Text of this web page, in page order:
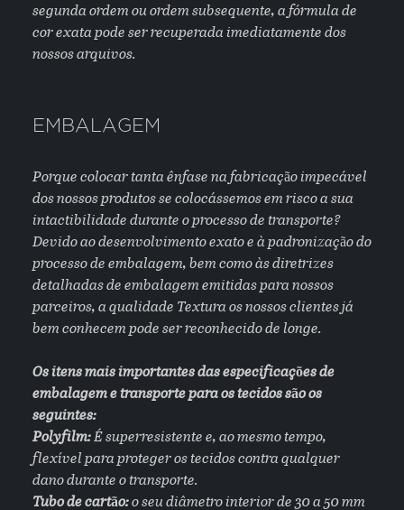
segunda ordem ou ordem subsequente, a fórmula de
cor exata pode ser recuperada imediatamente dos
nossos arquivos.
EMBALAGEM
Porque colocar tanta ênfase na fabricação impecável
dos nossos produtos se colocássemos em risco a sua
intactibilidade durante o processo de transporte?
Devido ao desenvolvimento exato e à padronização do
processo de embalagem, bem como às diretrizes
detalhadas de embalagem emitidas para nossos
parceiros, a qualidade Textura os nossos clientes já
bem conhecem pode ser reconhecido de longe.
Os itens mais importantes das especificações de
embalagem e transporte para os tecidos são os
seguintes:
Polyfilm:É superresistente e, ao mesmo tempo,
flexível para proteger os tecidos contra qualquer
dano durante o transporte.
Tubo de cartão:o seu diâmetro interior de 30 a 50 mm